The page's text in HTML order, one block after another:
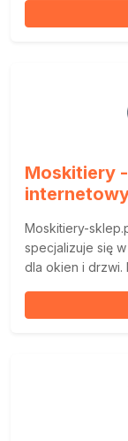
Moskitiery
Moskitiery-
specjalizuje się
dla okien i drzwi.